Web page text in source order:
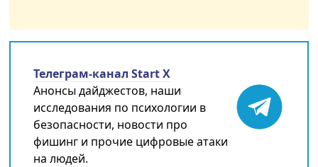
Телеграм-канал Start X
Анонсы дайджестов, наши
исследования по психологии в
безопасности, новости про
фишинг и прочие цифровые атаки
на людей.